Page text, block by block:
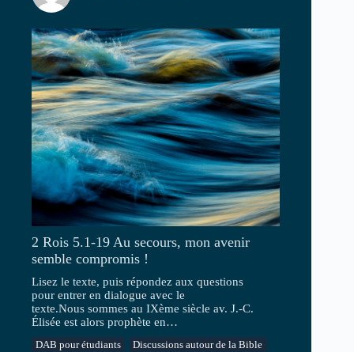
2 Rois 5.1-19 Au secours, mon avenir
semble compromis !
DAB pour étudiants Discussions autour de la Bible
Lisez le texte, puis répondez aux questions
pour entrer en dialogue avec le
texte.Nous sommes au IXème siècle av. J.-C.
Élisée est alors prophète en…